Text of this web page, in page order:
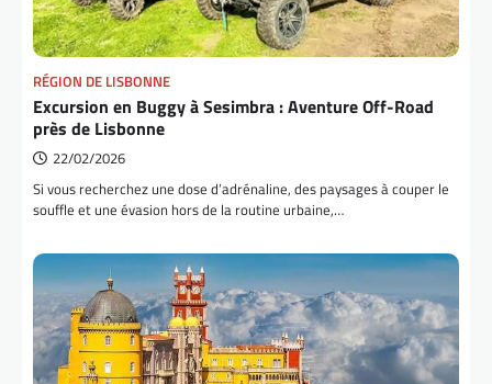
RÉGION DE LISBONNE
Excursion en Buggy à Sesimbra : Aventure Off-Road
près de Lisbonne
22/02/2026
Si vous recherchez une dose d’adrénaline, des paysages à couper le
souffle et une évasion hors de la routine urbaine,…